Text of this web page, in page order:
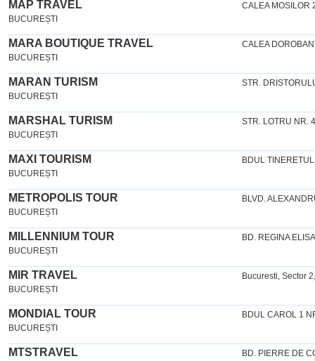
MAP TRAVEL
BUCUREȘTI
CALEA MOSILOR
MARA BOUTIQUE TRAVEL
BUCUREȘTI
CALEA
MARAN TURISM
BUCUREȘTI
STR.
MARSHAL TURISM
BUCUREȘTI
STR. LOTRU NR.
MAXI TOURISM
BUCUREȘTI
BDUL
METROPOLIS TOUR
BUCUREȘTI
BLVD.
MILLENNIUM TOUR
BUCUREȘTI
BD. REGINA
MIR TRAVEL
BUCUREȘTI
Bucuresti, Sector
MONDIAL TOUR
BUCUREȘTI
BDUL CAROL 1
MTSTRAVEL BD. PIERRE DE